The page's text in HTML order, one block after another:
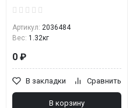
Артикул: 2036484
Вес: 1.32кг
0 ₽
В закладки Сравнить
В корзину